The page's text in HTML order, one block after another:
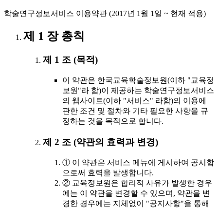
학술연구정보서비스 이용약관 (2017년 1월 1일 ~ 현재 적용)
제 1 장 총칙
제 1 조 (목적)
이 약관은 한국교육학술정보원(이하 "교육정
보원"라 함)이 제공하는 학술연구정보서비스
의 웹사이트(이하 "서비스" 라함)의 이용에
관한 조건 및 절차와 기타 필요한 사항을 규
정하는 것을 목적으로 합니다.
제 2 조 (약관의 효력과 변경)
① 이 약관은 서비스 메뉴에 게시하여 공시함
으로써 효력을 발생합니다.
② 교육정보원은 합리적 사유가 발생한 경우
에는 이 약관을 변경할 수 있으며, 약관을 변
경한 경우에는 지체없이 "공지사항"을 통해